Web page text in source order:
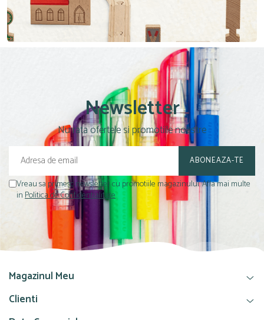
Accesorii pentru pictură
Acuarele
Creioane grafit și cărbune
Tăiere și lipire
Lipici
Newsletter
Nu rata ofertele si promotiile noastre
Vreau sa primesc newsletter cu promotiile magazinului. Afla mai multe
inPolitica de Confidentialitate
Magazinul Meu
Clienti